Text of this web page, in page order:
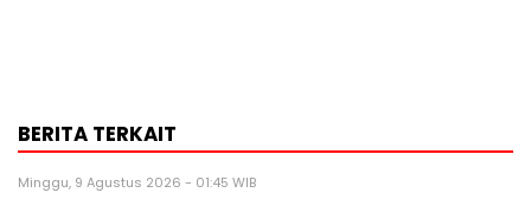
BERITA TERKAIT
Minggu, 9 Agustus 2026 - 01:45 WIB